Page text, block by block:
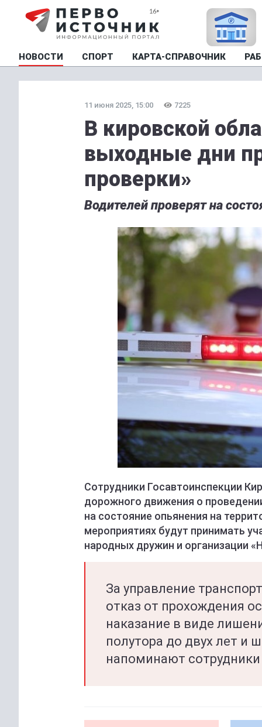
НОВОСТИ СПОРТ КАРТА-СПРАВОЧНИК
11 июня 2025, 15:00 7225
В кировской
выходные дни
проверки»
Водителей проверят на
Сотрудники Госавтоинспекции
дорожного движения о
на состояние опьянения на
мероприятиях будут принимать
народных дружин и организации
За управление
отказ от прохождения
наказание в виде
полутора до двух лет и
напоминают